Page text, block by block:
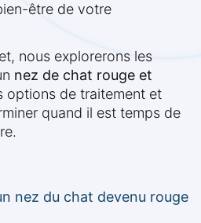
être de votre
nous explorerons les
nez de chat rouge et
options de traitement et
quand il est temps de
nez du chat devenu rouge